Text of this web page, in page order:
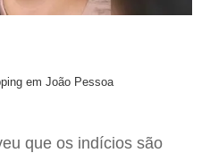
em João Pessoa
que os indícios são